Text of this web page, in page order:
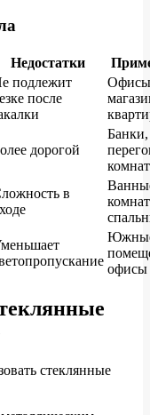
Недостатки
подлежит
после
дорогой
Банки,
в
офисы
стеклянные